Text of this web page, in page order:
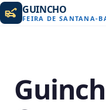
GUINCHO
FEIRA DE SANTANA-